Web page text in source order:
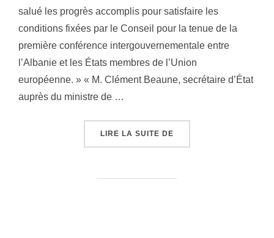
salué les progrès accomplis pour satisfaire les
conditions fixées par le Conseil pour la tenue de la
première conférence intergouvernementale entre
l’Albanie et les États membres de l’Union
européenne. » « M. Clément Beaune, secrétaire d’État
auprès du ministre de …
LIRE LA SUITE DE